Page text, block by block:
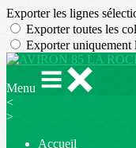
Exporter les lignes
Exporter toutes les
Exporter uniquement
Menu
<
>
Accueil